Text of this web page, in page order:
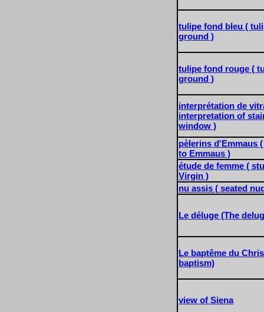
tulipe fond bleu (
ground )
tulipe fond rouge (
ground )
interprétation de
interpretation of
window )
pèlerins d'Emmaus
to Emmaus )
étude de femme (
Virgin )
nu assis ( seated
Le déluge (The
Le baptême du
baptism)
view of Siena